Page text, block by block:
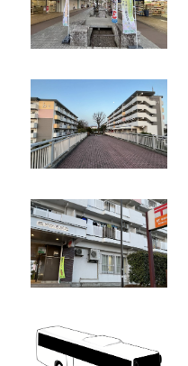
不
動
平
プ
ラ
ン
ホ
ー
ム
ペ
ー
す。